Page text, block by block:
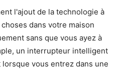
l'ajout de la technologie à
dans votre maison
sans que vous ayez à
un interrupteur intelligent
vous entrez dans une